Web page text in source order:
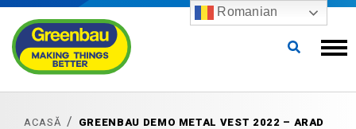
ACASĂ GREENBAU DEMO METAL VEST 2022 – ARAD
Romanian